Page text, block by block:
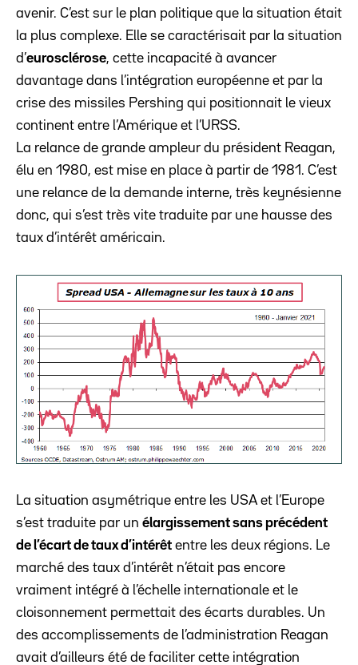
avenir. C’est sur le plan politique que la situation était
la plus complexe. Elle se caractérisait par la situation
d’eurosclérose, cette incapacité à avancer
davantage dans l’intégration européenne et par la
crise des missiles Pershing qui positionnait le vieux
continent entre l’Amérique et l’URSS.
La relance de grande ampleur du président Reagan,
élu en 1980, est mise en place à partir de 1981. C’est
une relance de la demande interne, très keynésienne
donc, qui s’est très vite traduite par une hausse des
taux d’intérêt américain.
La situation asymétrique entre les USA et l’Europe
s’est traduite par un élargissement sans précédent
de l’écart de taux d’intérêt entre les deux régions. Le
marché des taux d’intérêt n’était pas encore
vraiment intégré à l’échelle internationale et le
cloisonnement permettait des écarts durables. Un
des accomplissements de l’administration Reagan
avait d’ailleurs été de faciliter cette intégration